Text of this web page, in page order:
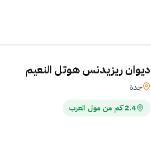
ديوان ريزيدنس هوتل النعيم
جدة
2.4 كم من مول العرب